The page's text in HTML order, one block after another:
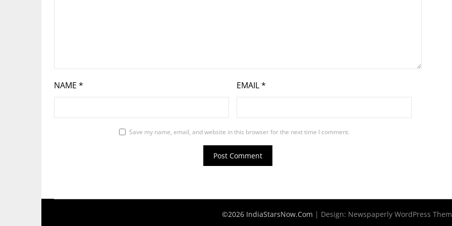
NAME * EMAIL*
Save my name, email, and website in this browser for the next time I comment.
©2026 IndiaStarsNow.Com | Design: Newspaperly WordPress